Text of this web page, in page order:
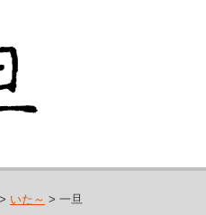
> いた～ > 一旦